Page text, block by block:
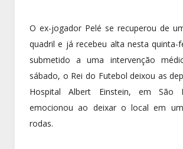
O ex-jogador Pelé se recuperou de
quadril e já recebeu alta nesta quinta-
submetido a uma intervenção
sábado, o Rei do Futebol deixou as
Hospital Albert Einstein, em São
emocionou ao deixar o local em
rodas.